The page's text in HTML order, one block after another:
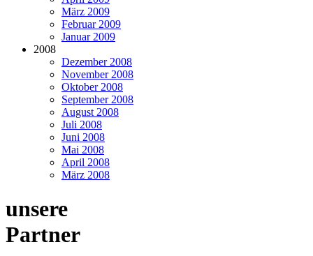
März 2009
Februar 2009
Januar 2009
2008
Dezember 2008
November 2008
Oktober 2008
September 2008
August 2008
Juli 2008
Juni 2008
Mai 2008
April 2008
März 2008
unsere
Partner